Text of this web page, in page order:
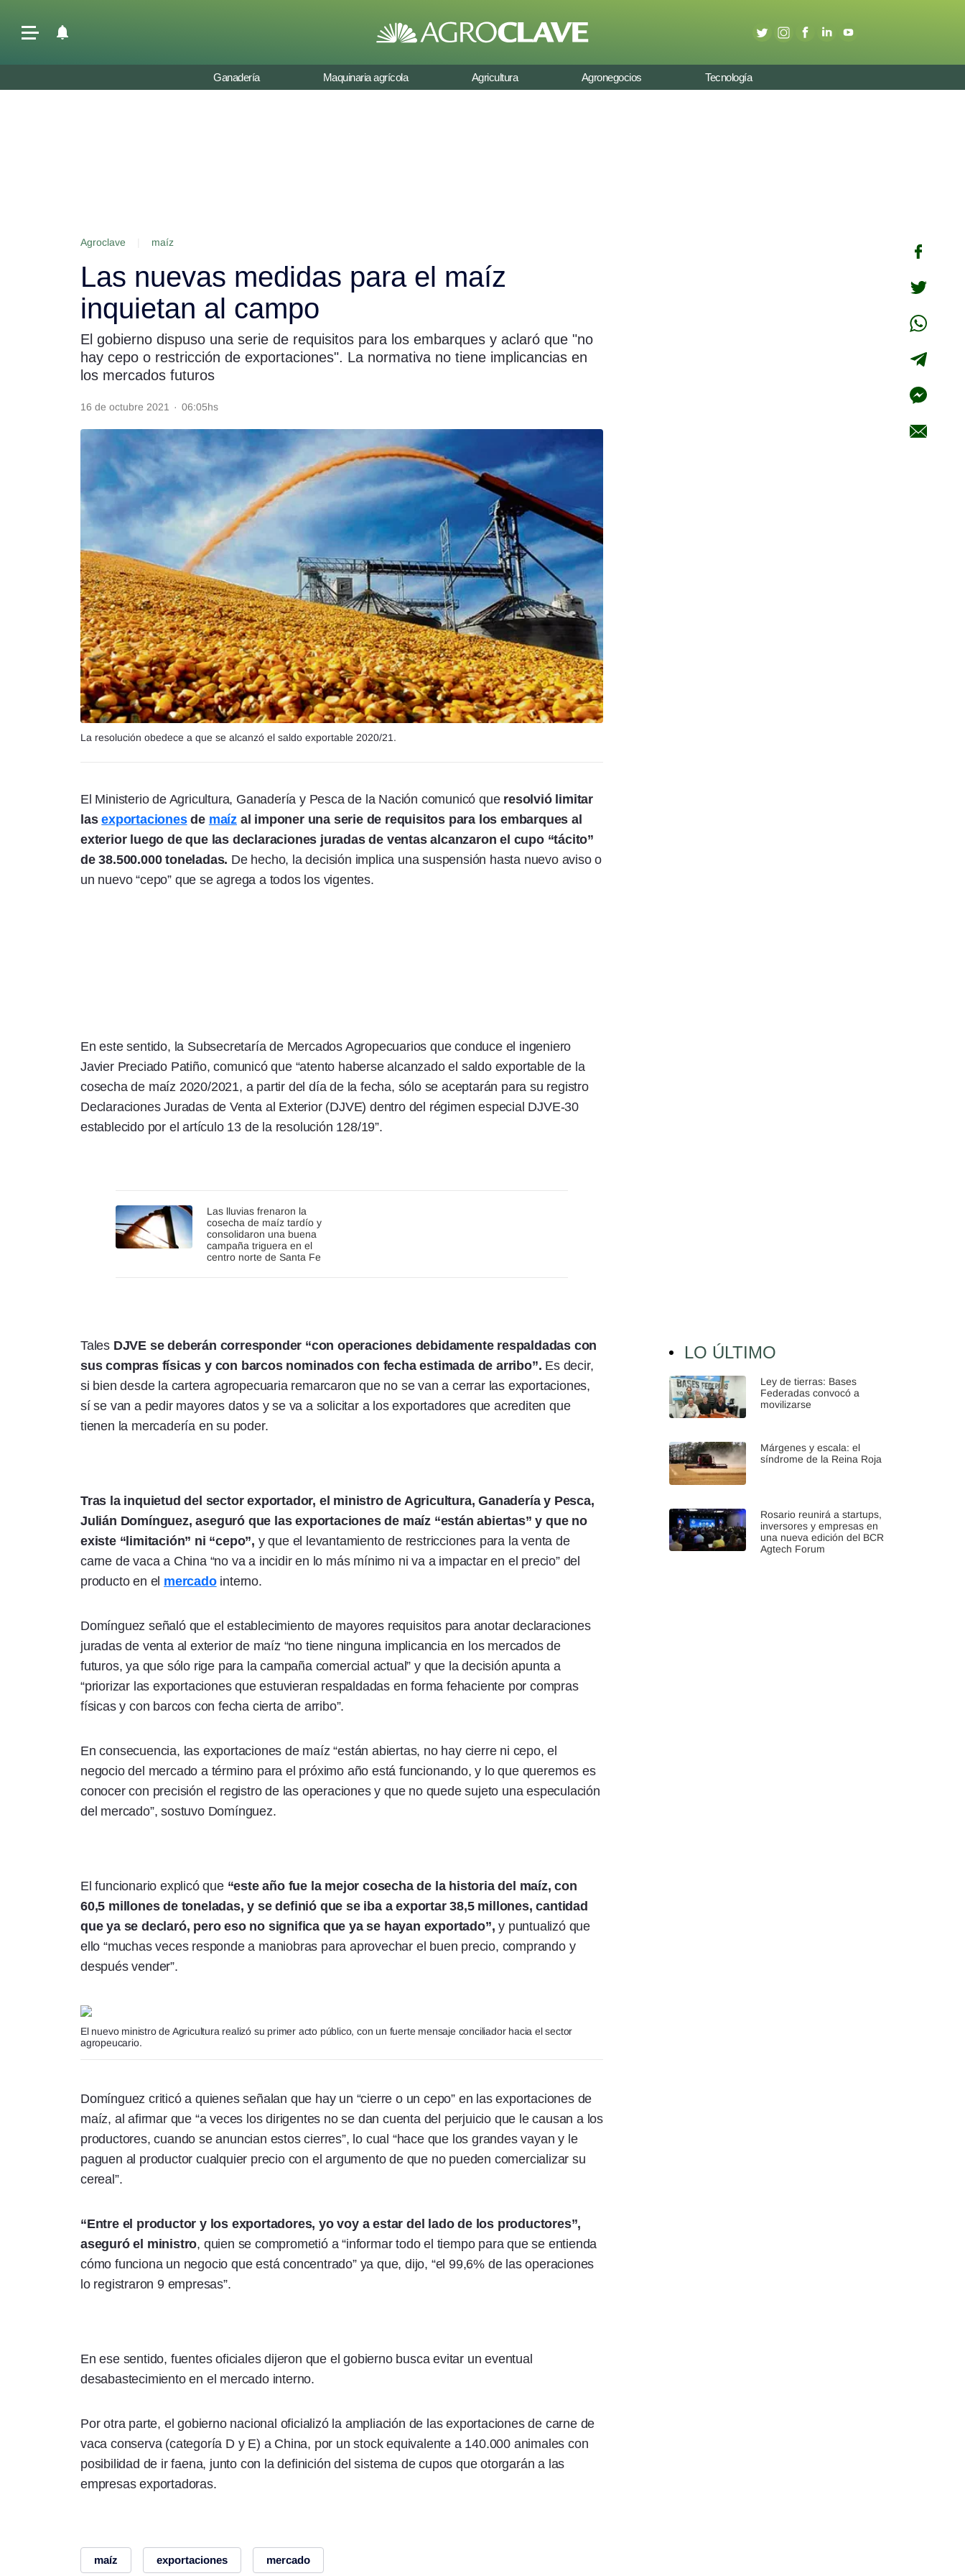
Seguinos
Ganadería Maquinaria agrícola Agricultura Agronegocios Tecnología
Agroclave maíz
Las nuevas medidas para el maíz
inquietan al campo
El gobierno dispuso una serie de requisitos para los embarques y aclaró que "no
hay cepo o restricción de exportaciones". La normativa no tiene implicancias en
los mercados futuros
16 de octubre 2021 · 06:05hs
La resolución obedece a que se alcanzó el saldo exportable 2020/21.
El Ministerio de Agricultura, Ganadería y Pesca de la Nación comunicó queresolvió limitar
lasexportacionesde maíz al imponer una serie de requisitos para los embarques al
exterior luego de que las declaraciones juradas de ventas alcanzaron el cupo “tácito”
de 38.500.000 toneladas. De hecho, la decisión implica una suspensión hasta nuevo aviso o
un nuevo “cepo” que se agrega a todos los vigentes.
En este sentido, la Subsecretaría de Mercados Agropecuarios que conduce el ingeniero
Javier Preciado Patiño, comunicó que “atento haberse alcanzado el saldo exportable de la
cosecha de maíz 2020/2021, a partir del día de la fecha, sólo se aceptarán para su registro
Declaraciones Juradas de Venta al Exterior (DJVE) dentro del régimen especial DJVE-30
establecido por el artículo 13 de la resolución 128/19”.
Las lluvias frenaron la
cosecha de maíz tardío y
consolidaron una buena
campaña triguera en el
centro norte de Santa Fe
Tales DJVE se deberán corresponder “con operaciones debidamente respaldadas con
sus compras físicas y con barcos nominados con fecha estimada de arribo”. Es decir,
si bien desde la cartera agropecuaria remarcaron que no se van a cerrar las exportaciones,
sí se van a pedir mayores datos y se va a solicitar a los exportadores que acrediten que
tienen la mercadería en su poder.
Tras la inquietud del sector exportador, el ministro de Agricultura, Ganadería y Pesca,
Julián Domínguez, aseguró que las exportaciones de maíz “están abiertas” y que no
existe “limitación” ni “cepo”, y que el levantamiento de restricciones para la venta de
carne de vaca a China “no va a incidir en lo más mínimo ni va a impactar en el precio” del
producto en el mercadointerno.
Domínguez señaló que el establecimiento de mayores requisitos para anotar declaraciones
juradas de venta al exterior de maíz “no tiene ninguna implicancia en los mercados de
futuros, ya que sólo rige para la campaña comercial actual” y que la decisión apunta a
“priorizar las exportaciones que estuvieran respaldadas en forma fehaciente por compras
físicas y con barcos con fecha cierta de arribo”.
En consecuencia, las exportaciones de maíz “están abiertas, no hay cierre ni cepo, el
negocio del mercado a término para el próximo año está funcionando, y lo que queremos es
conocer con precisión el registro de las operaciones y que no quede sujeto una especulación
del mercado”, sostuvo Domínguez.
El funcionario explicó que “este año fue la mejor cosecha de la historia del maíz, con
60,5 millones de toneladas, y se definió que se iba a exportar 38,5 millones, cantidad
que ya se declaró, pero eso no significa que ya se hayan exportado”, y puntualizó que
ello “muchas veces responde a maniobras para aprovechar el buen precio, comprando y
después vender”.
El nuevo ministro de Agricultura realizó su primer acto público, con un fuerte mensaje conciliador hacia el sector
agropeucario.
Domínguez criticó a quienes señalan que hay un “cierre o un cepo” en las exportaciones de
maíz, al afirmar que “a veces los dirigentes no se dan cuenta del perjuicio que le causan a los
productores, cuando se anuncian estos cierres”, lo cual “hace que los grandes vayan y le
paguen al productor cualquier precio con el argumento de que no pueden comercializar su
cereal”.
“Entre el productor y los exportadores, yo voy a estar del lado de los productores”,
aseguró el ministro, quien se comprometió a “informar todo el tiempo para que se entienda
cómo funciona un negocio que está concentrado” ya que, dijo, “el 99,6% de las operaciones
lo registraron 9 empresas”.
En ese sentido, fuentes oficiales dijeron que el gobierno busca evitar un eventual
desabastecimiento en el mercado interno.
Por otra parte, el gobierno nacional oficializó la ampliación de las exportaciones de carne de
vaca conserva (categoría D y E) a China, por un stock equivalente a 140.000 animales con
posibilidad de ir faena, junto con la definición del sistema de cupos que otorgarán a las
empresas exportadoras.
maíz exportaciones mercado
LO ÚLTIMO
Ley de tierras: Bases
Federadas convocó a
movilizarse
Márgenes y escala: el
síndrome de la Reina Roja
Rosario reunirá a startups,
inversores y empresas en
una nueva edición del BCR
Agtech Forum